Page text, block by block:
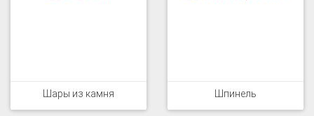
Шары из камня Шпинель